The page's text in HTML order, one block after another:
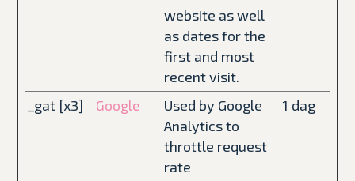
website as well
as dates for the
first and most
recent visit.
_gat [x3]
Google
Used by Google
Analytics to
throttle request
rate
1 dag